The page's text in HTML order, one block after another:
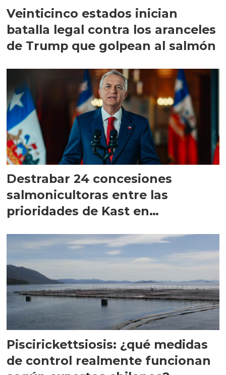
Veinticinco estados inician
batalla legal contra los aranceles
de Trump que golpean al salmón
Destrabar 24 concesiones
salmonicultoras entre las
prioridades de Kast en
Piscirickettsiosis: ¿qué medidas
de control realmente funcionan